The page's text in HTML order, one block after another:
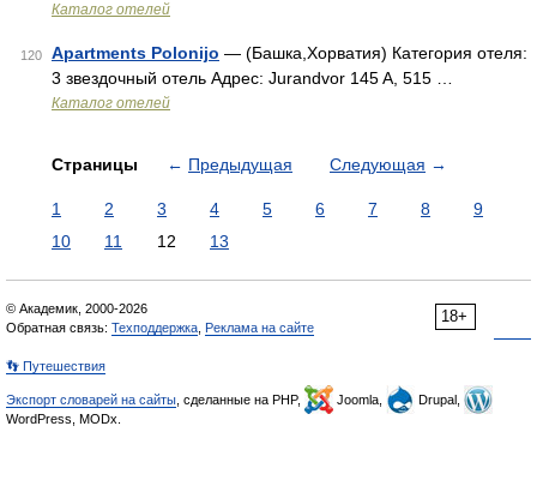
Каталог отелей
120 Apartments Polonijo — (Башка,Хорватия) Категория отеля:
3 звездочный отель Адрес: Jurandvor 145 A, 515 …
Каталог отелей
Страницы ← Предыдущая Следующая →
1 2 3 4 5 6 7 8
9
10
11 12 13
18+
© Академик, 2000-2026
Обратная связь: Техподдержка Реклама на сайте
👣 Путешествия
Экспорт словарей на сайты , сделанные на PHP, Joomla,
Drupal,
WordPress, MODx.